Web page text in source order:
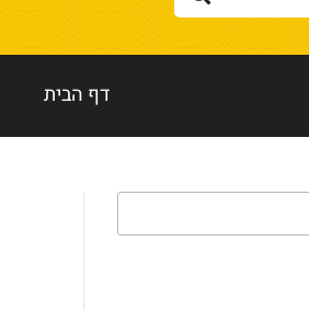
דף הבית